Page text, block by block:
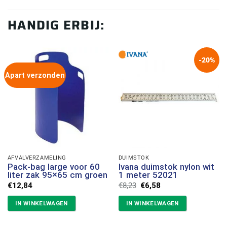
HANDIG ERBIJ:
Apart verzonden
AFVALVERZAMELING
Pack-bag large voor 60
liter zak 95×65 cm groen
€12,84
IN WINKELWAGEN
-20%
DUIMSTOK
Ivana duimstok nylon wit
1 meter 52021
€8,23 Oorspronkelijke
was:
€8,23.
€6,58Huidige
is:
€6,58.
IN WINKELWAGEN